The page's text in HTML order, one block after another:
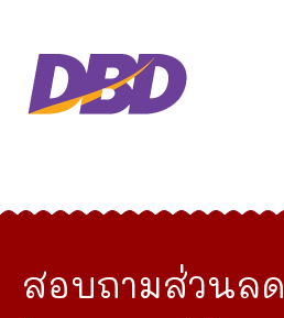
สอบถามส่วนลด